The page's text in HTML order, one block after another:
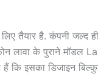
तैयार है. कंपनी जल्द
लावा के पुराने मॉडल
कि इसका डिजाइन